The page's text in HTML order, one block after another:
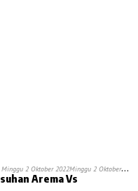
Minggu 2 Oktober 2022Minggu 2 Oktober
Arema Vs